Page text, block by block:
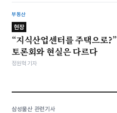
부동산
현장
“지식산업센터를 주택으로?”
토론회와 현실은 다르다
정원혁 기자
삼성물산 관련기사